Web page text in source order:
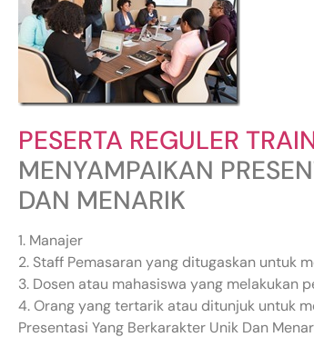
PESERTA REGULER
MENYAMPAIKAN
DAN MENARIK
1. Manajer
2. Staff Pemasaran yang ditugaskan untuk
3. Dosen atau mahasiswa yang melakukan
4. Orang yang tertarik atau ditunjuk untuk
Presentasi Yang Berkarakter Unik Dan